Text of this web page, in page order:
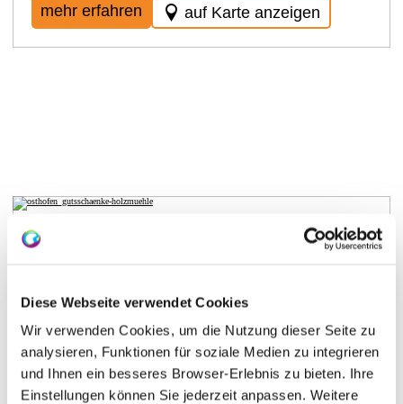
Diese Webseite verwendet Cookies
Wir verwenden Cookies, um die Nutzung dieser Seite zu
analysieren, Funktionen für soziale Medien zu integrieren
und Ihnen ein besseres Browser-Erlebnis zu bieten. Ihre
Einstellungen können Sie jederzeit anpassen. Weitere
mehr erfahren auf Karte anzeigen
Gutsschänke Holzmühle
Betriebsart: Gutsschänke Küche: saisonal, regional
Ob in geselliger Runde oder auch nur zu zweit –
Gäste genießen die Weine aus dem Keller von
Christian Hahn und dazu die kulinarischen